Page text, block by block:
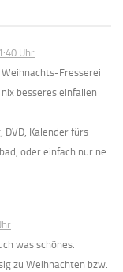
Uhr
Fresserei
besseres einfallen
DVD, Kalender fürs
oder einfach nur ne
was schönes.
zu Weihnachten bzw.